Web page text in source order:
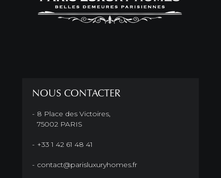
NOUS CONTACTER
8 Place des Victoires,
75002 PARIS
+33 1 42 61 48 41
contact@parisluxuryhomes.fr